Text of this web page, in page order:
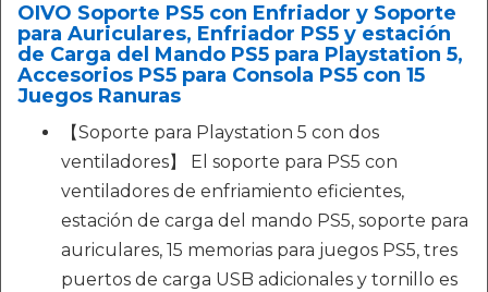
OIVO Soporte PS5 con Enfriador y Soporte
para Auriculares, Enfriador PS5 y estación
de Carga del Mando PS5 para Playstation 5,
Accesorios PS5 para Consola PS5 con 15
Juegos Ranuras
【Soporte para Playstation 5 con dos
ventiladores】 El soporte para PS5 con
ventiladores de enfriamiento eficientes,
estación de carga del mando PS5, soporte para
auriculares, 15 memorias para juegos PS5, tres
puertos de carga USB adicionales y tornillo es